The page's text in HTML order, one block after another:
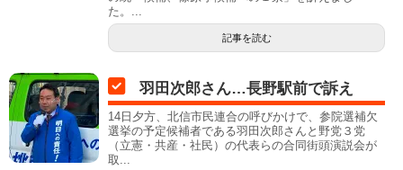
た。...
記事を読む
羽田次郎さん…長野駅前で訴え
14日夕方、北信市民連合の呼びかけで、参院選補欠
選挙の予定候補者である羽田次郎さんと野党３党
（立憲・共産・社民）の代表らの合同街頭演説会が
取...